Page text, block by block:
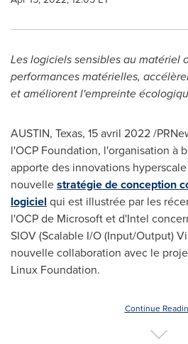
Les logiciels sensibles au matériel
performances matérielles,
et améliorent l'empreinte
AUSTIN, Texas, 15 avril 2022/
l'OCP Foundation, l'organisation à
apporte des innovations
nouvellestratégie de conception
logiciel qui est illustrée par les
l'OCP de Microsoft et d'Intel
SIOV (Scalable I/O (Input/Output)
nouvelle collaboration avec le
Linux Foundation.
Continue